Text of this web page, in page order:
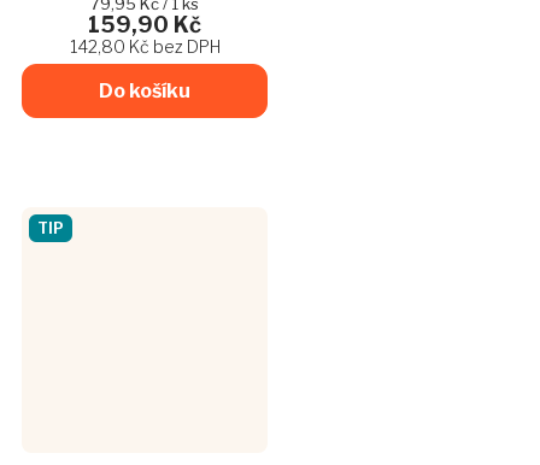
142,80 Kč bez DPH
159,90 Kč
cena:
79,95 Kč / 1 ks
Do košíku
TIP